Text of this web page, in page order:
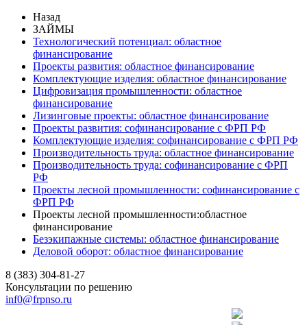
Назад
ЗАЙМЫ
Технологический потенциал: областное
финансирование
Проекты развития: областное финансирование
Комплектующие изделия: областное финансирование
Цифровизация промышленности: областное
финансирование
Лизинговые проекты: областное финансирование
Проекты развития: софинансирование с ФРП РФ
Комплектующие изделия: софинансирование с ФРП РФ
Производительность труда: областное финансирование
Производительность труда: софинансирование с ФРП
РФ
Проекты лесной промышленности: софинансирование с
ФРП РФ
Проекты лесной промышленности:областное
финансирование
Безэкипажные системы: областное финансирование
Деловой оборот: областное финансирование
8 (383) 304-81-27
Консультации по решению
inf0@frpnso.ru